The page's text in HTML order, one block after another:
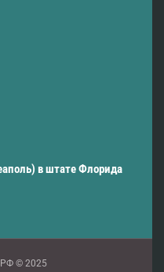
в штате Флорида
© 2025